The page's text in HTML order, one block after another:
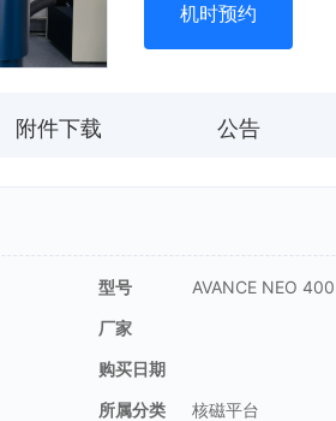
机时预约
附件下载 公告
型号 AVANCE NEO 400
厂家
购买日期
所属分类 核磁平台